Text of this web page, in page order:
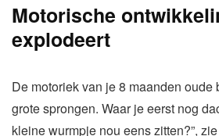
Motorische
explodeert
De motoriek van je 8 maanden oude
grote sprongen. Waar je eerst nog
kleine wurmpje nou eens zitten?”,